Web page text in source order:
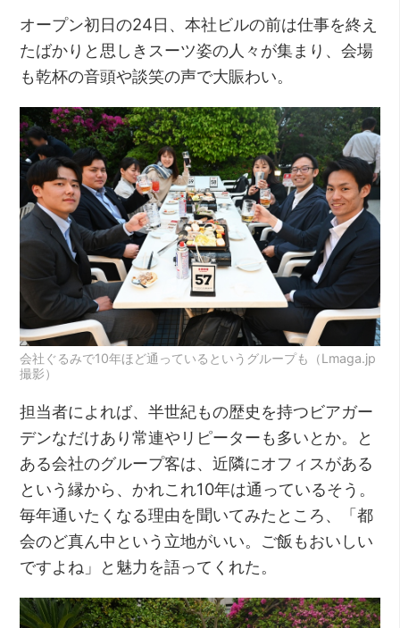
オープン初日の24日、本社ビルの前は仕事を終え
たばかりと思しきスーツ姿の人々が集まり、会場
も乾杯の音頭や談笑の声で大賑わい。
会社ぐるみで10年ほど通っているというグループも（Lmaga.jp
撮影）
担当者によれば、半世紀もの歴史を持つビアガー
デンなだけあり常連やリピーターも多いとか。と
ある会社のグループ客は、近隣にオフィスがある
という縁から、かれこれ10年は通っているそう。
毎年通いたくなる理由を聞いてみたところ、「都
会のど真ん中という立地がいい。ご飯もおいしい
ですよね」と魅力を語ってくれた。